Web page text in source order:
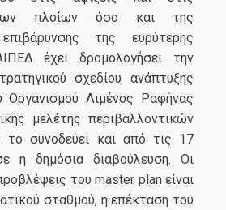
πλοίων όσο και της
της ευρύτερης
έχει δρομολογήσει την
σχεδίου ανάπτυξης
Οργανισμού Λιμένος Ραφήνας
μελέτης περιβαλλοντικών
συνοδεύει και από τις 17
η δημόσια διαβούλευση. Οι
του master plan είναι
σταθμού, η επέκταση του